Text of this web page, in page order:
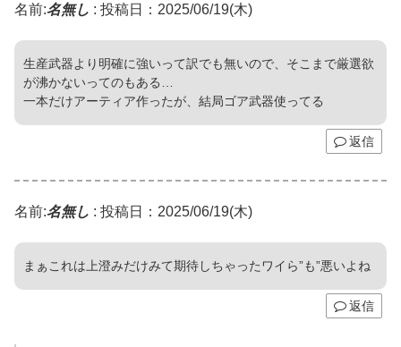
名前:名無し : 投稿日：2025/06/19(木)
生産武器より明確に強いって訳でも無いので、そこまで厳選欲
が沸かないってのもある…
一本だけアーティア作ったが、結局ゴア武器使ってる
返信
名前:名無し : 投稿日：2025/06/19(木)
まぁこれは上澄みだけみて期待しちゃったワイら”も”悪いよね
返信